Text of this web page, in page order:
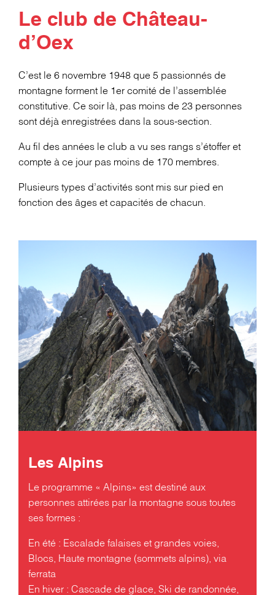
Le club de Château-
d’Oex
C’est le 6 novembre 1948 que 5 passionnés de
montagne forment le 1 er comité de l’assemblée
constitutive. Ce soir là, pas moins de 23 personnes
sont déjà enregistrées dans la sous-section.
Au fil des années le club a vu ses rangs s’étoffer et
compte à ce jour pas moins de 170 membres.
Plusieurs types d’activités sont mis sur pied en
fonction des âges et capacités de chacun.
Les Alpins
Le programme « Alpins» est destiné aux
personnes attirées par la montagne sous toutes
ses formes :
En été : Escalade falaises et grandes voies,
Blocs, Haute montagne (sommets alpins), via
ferrata
En hiver : Cascade de glace, Ski de randonnée,